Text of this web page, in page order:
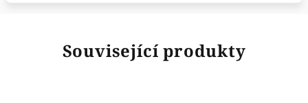
Související produkty